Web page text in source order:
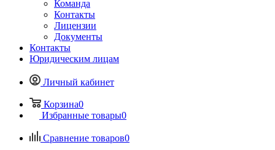
Команда
Контакты
Лицензии
Документы
Контакты
Юридическим лицам
Личный кабинет
Корзина0
Избранные товары0
Сравнение товаров0